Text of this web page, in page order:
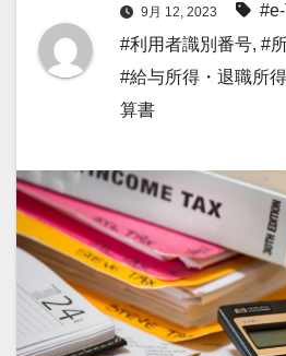
9月 12, 2023
#利用者識別番号, #
#給与所得・退職所
算書